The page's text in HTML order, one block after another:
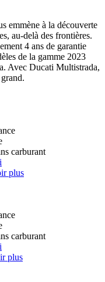
emmène à la découverte
au-delà des frontières.
4 ans de garantie
de la gamme 2023
Avec Ducati Multistrada,
carburant
i
plus
carburant
i
plus